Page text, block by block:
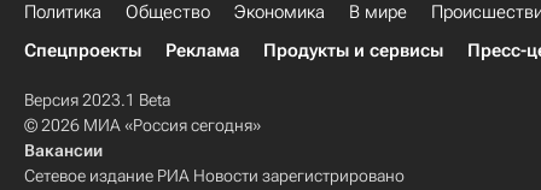
Политика Общество Экономика В мире
Спецпроекты
Реклама Продукты и сервисы Пресс-
Версия 2023.1 Beta
© 2026 МИА «Россия сегодня»
Вакансии
Сетевое издание РИА Новости зарегистрировано